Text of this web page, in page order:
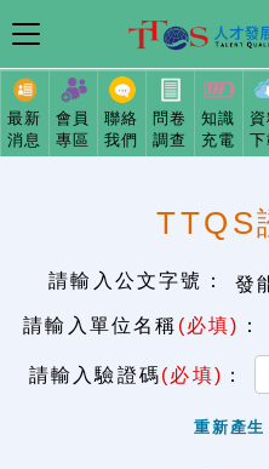
最新
消息
會員
專區
聯絡
我們
問卷
調查
知識
充電
下
TTQS
請輸入公文字號： 發
請輸入單位名稱 (必填) ：
請輸入驗證碼(必填) ：
重新產生